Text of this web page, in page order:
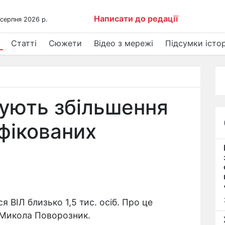
2026 р. Написати до редації
Статті Сюжети Відео з мережі Підсумки
збільшення
ВІЛ близько 1,5 тис. осіб. Про це
Поворозник.